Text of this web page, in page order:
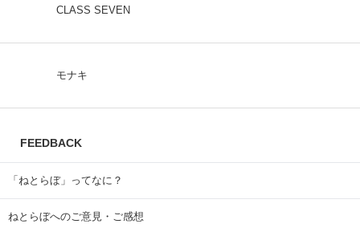
CLASS SEVEN
モナキ
FEEDBACK
「ねとらぼ」ってなに？
ねとらぼへのご意見・ご感想